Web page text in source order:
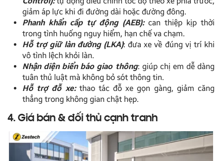
giảm áp lực khi đi đường dài hoặc đường đông.
Phanh khẩn cấp tự động (AEB):can thiệp kịp thời
trong tình huống nguy hiểm, hạn chế va chạm.
Hỗ trợ giữ làn đường (LKA): đưa xe về đúng vị trí khi
vô tình lệch khỏi làn.
Nhận diện biển báo giao thông: giúp chị em dễ dàng
tuân thủ luật mà không bỏ sót thông tin.
Hỗ trợ đỗ xe:thao tác đỗ xe gọn gàng, giảm căng
thẳng trong không gian chật hẹp.
4. Giá bán & đối thủ cạnh tranh